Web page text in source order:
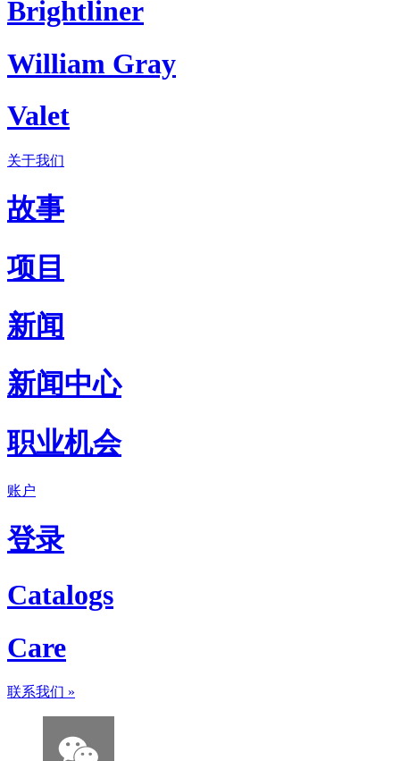
Brightliner
William Gray
Valet
关于我们
故事
项目
新闻
新闻中心
职业机会
账户
登录
Catalogs
Care
联系我们 »